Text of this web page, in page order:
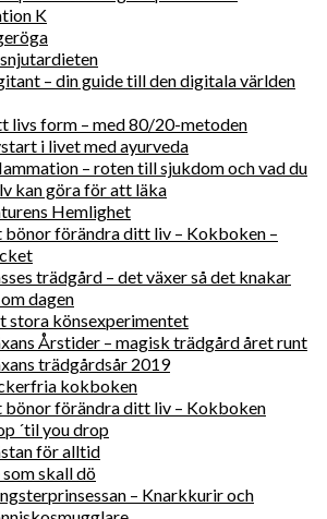
K
– din guide till den digitala världen
livs form – med 80/20-metoden
i livet med ayurveda
– roten till sjukdom och vad du
kan göra för att läka
Hemlighet
bönor förändra ditt liv – Kokboken –
trädgård – det växer så det knakar
dagen
stora könsexperimentet
Årstider – magisk trädgård året runt
trädgårdsår 2019
kokboken
bönor förändra ditt liv – Kokboken
´til you drop
för alltid
som skall dö
– Knarkkurir och